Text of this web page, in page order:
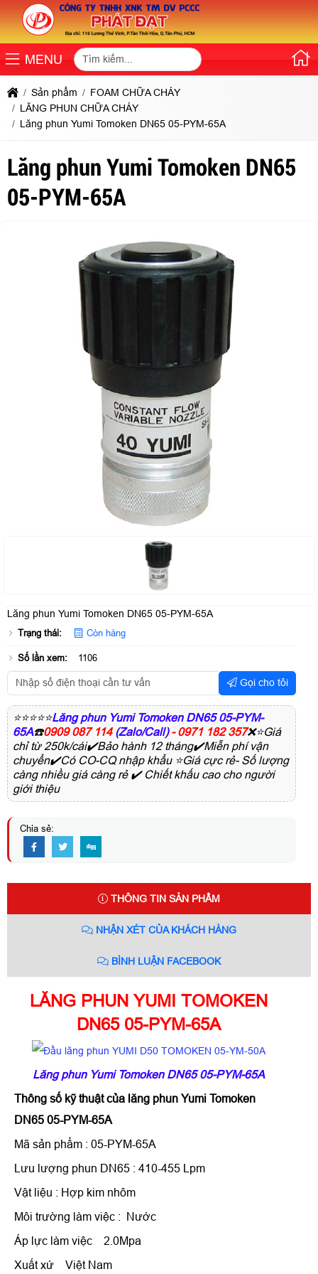
MENU
Sản phẩm
FOAM CHỮA CHÁY
LĂNG PHUN CHỮA CHÁY
Lăng phun Yumi Tomoken DN65 05-PYM-65A
Lăng phun Yumi Tomoken DN65
05-PYM-65A
Lăng phun Yumi Tomoken DN65 05-PYM-65A
Trạng thái: Còn hàng
Số lần xem: 1106
Gọi cho tôi
⭐⭐⭐⭐⭐Lăng phun Yumi Tomoken DN65 05-PYM-
65A☎️0909 087 114 (Zalo/Call) - 0971 182 357❌⭐Giá
chỉ từ 250k/cái✔️Bảo hành 12 tháng✔️Miễn phí vận
chuyển✔️Có CO-CQ nhập khẩu ⭐Giá cực rẻ- Số lượng
càng nhiều giá càng rẻ ✔️ Chiết khấu cao cho người
giới thiệu
Chia sẻ:
THÔNG TIN SẢN PHẨM
NHẬN XÉT CỦA KHÁCH HÀNG
BÌNH LUẬN FACEBOOK
LĂNG PHUN YUMI TOMOKEN
DN65 05-PYM-65A
Lăng phun Yumi Tomoken DN65 05-PYM-65A
Thông số kỹ thuật của lăng phun Yumi Tomoken
DN65 05-PYM-65A
Mã sản phẩm : 05-PYM-65A
Lưu lượng phun DN65 : 410-455 Lpm
Vật liệu : Hợp kim nhôm
Môi trường làm việc : Nước
Áp lực làm việc 2.0Mpa
Xuất xứ Việt Nam